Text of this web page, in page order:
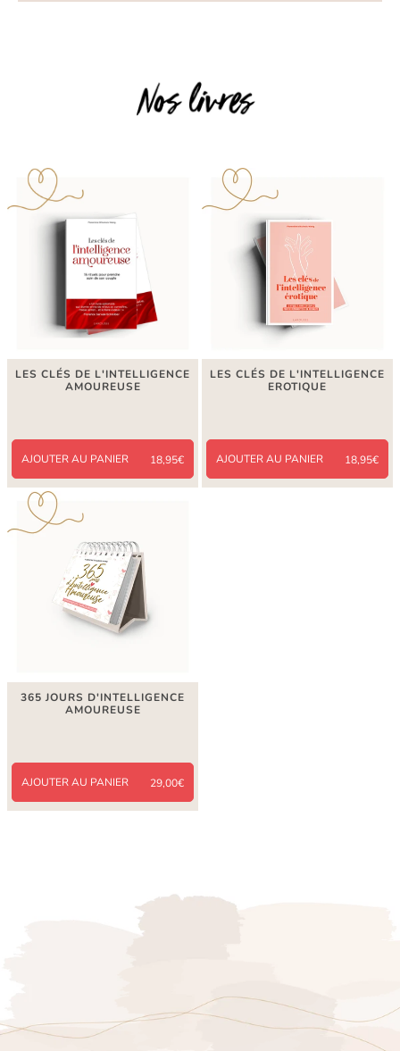
LES CLÉS DE L'INTELLIGENCE
AMOUREUSE
AJOUTER AU PANIER 18,95€
LES CLÉS DE L'INTELLIGENCE
EROTIQUE
AJOUTER AU PANIER 18,95€
365 JOURS D'INTELLIGENCE
AMOUREUSE
AJOUTER AU PANIER 29,00€